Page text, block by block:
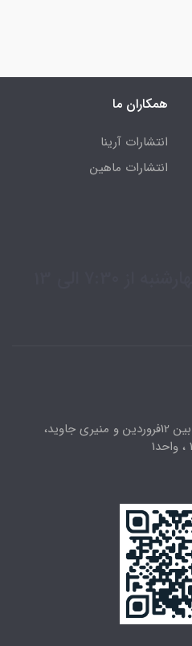
همکاران ما
انتشارات آرینا
انتشارات ماهین
تهران، خیابان انقلاب ، بین 12فروردین و منیری جاوید،